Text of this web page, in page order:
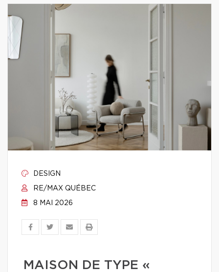
DESIGN
RE/MAX QUÉBEC
8 MAI 2026
MAISON DE TYPE «